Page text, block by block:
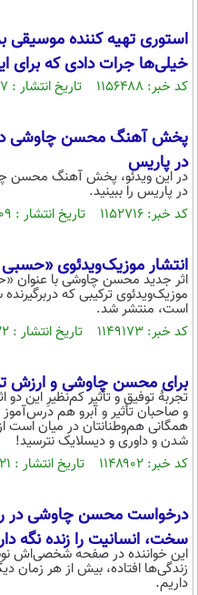
استوری تهیه کننده
خیلی‌ها جرات دادی که برای
کد خبر: ۱۱۵۶۴۸۸ تاریخ انتشار : ۱۴۰۵/۰۱/۲۷
پخش آهنگ محسن چاوشی در
در پاریس
در این ویدئو، پخش آهنگ محسن
در پاریس را ببینید.
کد خبر: ۱۱۵۲۷۱۶ تاریخ انتشار : ۱۴۰۵/۰۱/۰۹
انتشار موزیک‌ویدئوی
اثر جدید محسن چاوشی با عنوان
موزیک‌ویدئوی ترکیبی که
است، منتشر شد.
کد خبر: ۱۱۴۹۱۷۳ تاریخ انتشار : ۱۴۰۴/۱۲/۲۲
برای محسن چاوشی و ارزش
تجربهٔ توفیق و تأثیر کم‌نظیرِ این
و صاحبان تأثیر و آبرو هم
همگانی هم‌وطنانتان در میان
شدن و داوری و دیسلایک نترسید!
کد خبر: ۱۱۴۸۹۰۲ تاریخ انتشار : ۱۴۰۴/۱۲/۲۱
درخواست محسن چاوشی در
سخت، انسانیت را زنده نگه
این خواننده در صفحه شخصی‌اش
زندگی‌ها افتاده، بیش از هر زمان
داریم.